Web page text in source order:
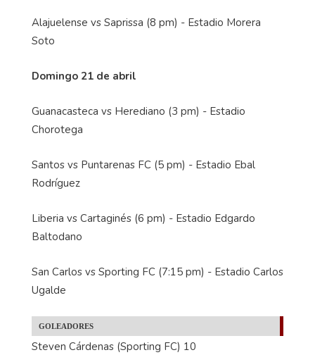
Alajuelense vs Saprissa (8 pm) - Estadio Morera
Soto
Domingo 21 de abril
Guanacasteca vs Herediano (3 pm) - Estadio
Chorotega
Santos vs Puntarenas FC (5 pm) - Estadio Ebal
Rodríguez
Liberia vs Cartaginés (6 pm) - Estadio Edgardo
Baltodano
San Carlos vs Sporting FC (7:15 pm) - Estadio Carlos
Ugalde
GOLEADORES
Steven Cárdenas (Sporting FC) 10